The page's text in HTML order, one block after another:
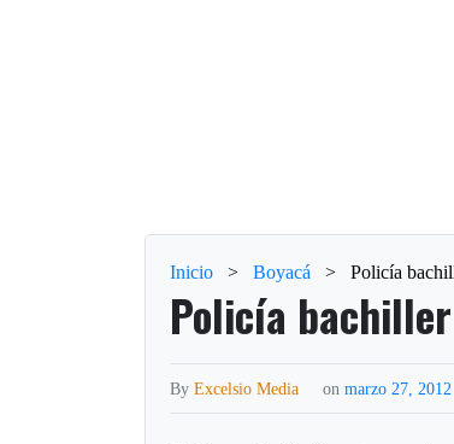
Inicio > Boyacá > Policía
Policía
ByExcelsio Media onmarzo 27, 2012